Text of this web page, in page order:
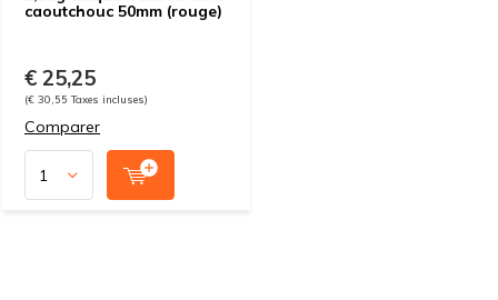
caoutchouc 50mm (rouge)
€ 25,25
(€ 30,55 Taxes incluses)
Comparer